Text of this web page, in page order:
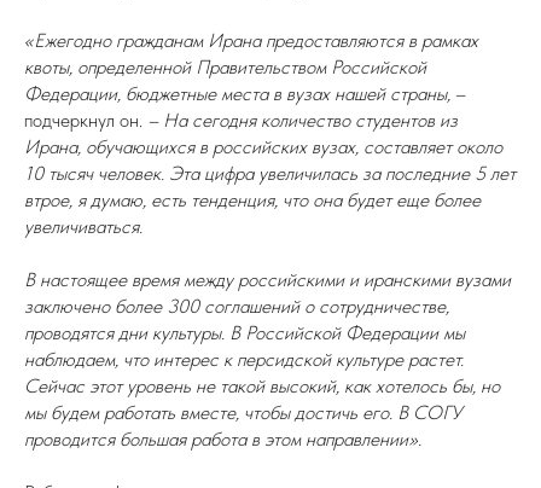
«Ежегодно гражданам Ирана предоставляются в рамках
квоты, определенной Правительством Российской
Федерации, бюджетные места в вузах нашей страны, –
подчеркнул он. – На сегодня количество студентов из
Ирана, обучающихся в российских вузах, составляет около
10 тысяч человек. Эта цифра увеличилась за последние 5 лет
втрое, я думаю, есть тенденция, что она будет еще более
увеличиваться.
В настоящее время между российскими и иранскими вузами
заключено более 300 соглашений о сотрудничестве,
проводятся дни культуры. В Российской Федерации мы
наблюдаем, что интерес к персидской культуре растет.
Сейчас этот уровень не такой высокий, как хотелось бы, но
мы будем работать вместе, чтобы достичь его. В СОГУ
проводится большая работа в этом направлении».